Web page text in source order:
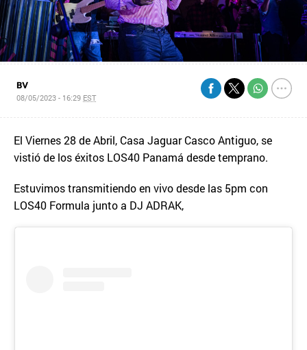
BV
08/05/2023 - 16:29 EST
El Viernes 28 de Abril, Casa Jaguar Casco Antiguo, se
vistió de los éxitos LOS40 Panamá desde temprano.
Estuvimos transmitiendo en vivo desde las 5pm con
LOS40 Formula junto a DJ ADRAK,